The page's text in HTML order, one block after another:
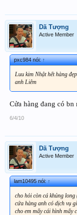
Dã Tượng
Active Member
pxc984 nói:↑
Luu kim Nhật hết hàng
anh Liêm
Cửa hàng đang có bn
6/4/10
Dã Tượng
Active Member
lam10495 nói:↑
cho hỏi còn cá khủng
cứa hàng anh có dịch vụ
cho em mấy cái hình mấy